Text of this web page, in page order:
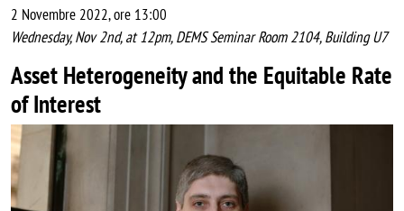
2 Novembre 2022, ore 13:00
Wednesday, Nov 2nd, at 12pm, DEMS Seminar Room 2104, Building U7
Asset Heterogeneity and the Equitable Rate
of Interest
Image